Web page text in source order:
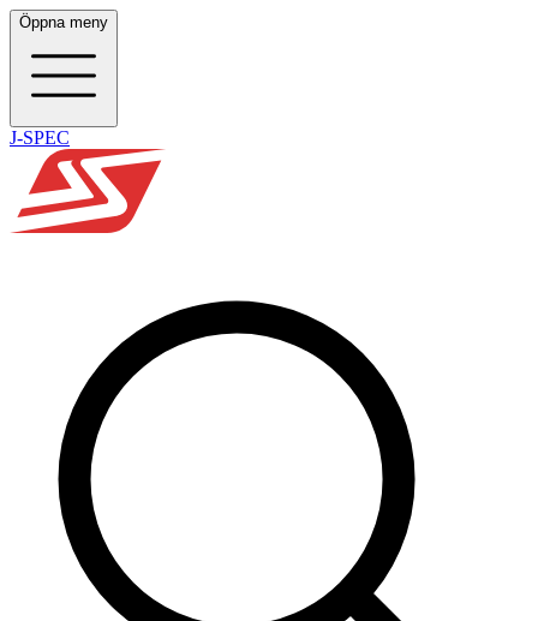
Öppna meny
J-SPEC